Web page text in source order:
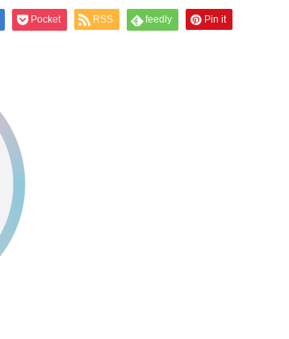
Pocket RSS feedly Pin it